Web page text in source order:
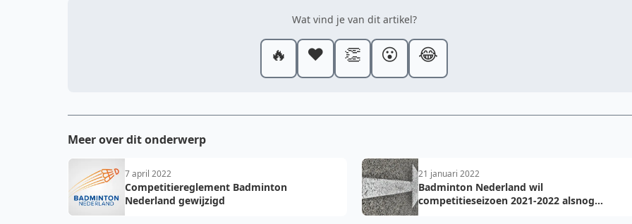
Wat vind je van dit artikel?
🔥 ❤️ 👏 😮 😂
Meer over dit onderwerp
7 april 2022
Competitiereglement Badminton
Nederland gewijzigd
21 januari 2022
Badminton Nederland wil
competitieseizoen 2021-2022 alsnog